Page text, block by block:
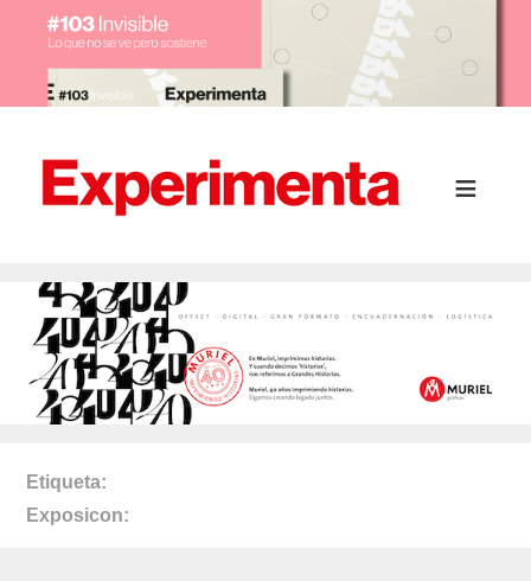
Etiqueta
Exposicon